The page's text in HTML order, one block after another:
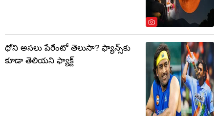
ధోని అసలు పేరేంటో తెలుసా? ఫ్యాన్స్‌కు
కూడా తెలియని ఫ్యాక్ట్